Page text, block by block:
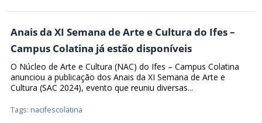
Anais da XI Semana de Arte e Cultura do Ifes –
Campus Colatina já estão disponíveis
O Núcleo de Arte e Cultura (NAC) do Ifes – Campus Colatina
anunciou a publicação dos Anais da XI Semana de Arte e
Cultura (SAC 2024), evento que reuniu diversas...
Tags: nacifescolatina